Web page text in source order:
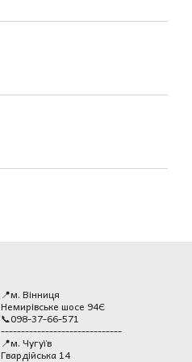
📍м. Вінниця
Немирівське шосе 94Є
📞098-37-66-571
------------------------------
📍м. Чугуїв
Гвардійська 14